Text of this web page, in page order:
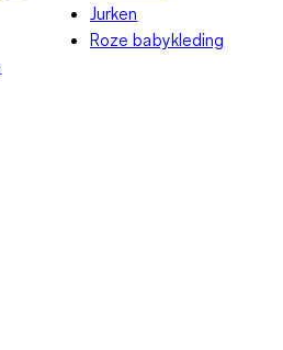
Jurken
Roze babykleding